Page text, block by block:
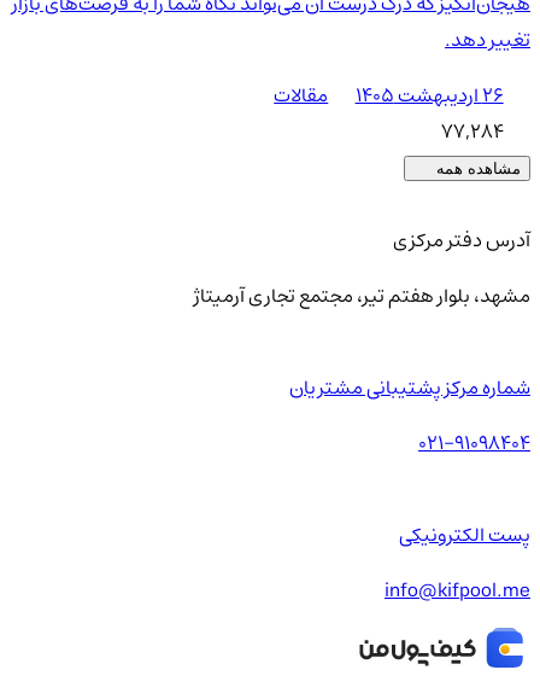
تغییر دهد.
۲۶ اردیبهشت ۱۴۰۵
مقالات
77,284
مشاهده همه
آدرس دفتر مرکزی
مشهد، بلوار هفتم تیر، مجتمع تجاری آرمیتاژ
شماره مرکز پشتیبانی مشتریان
021-91098404
پست الکترونیکی
info@kifpool.me